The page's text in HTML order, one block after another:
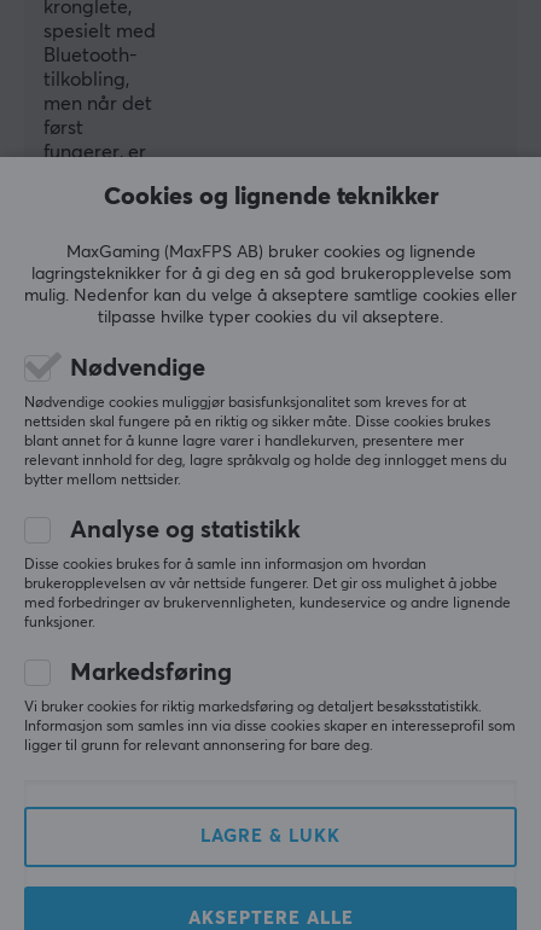
GARANTI
Produsentens garanti
1 års garanti
kronglete,
spesielt med
Bluetooth-
tilkobling,
men når det
først
fungerer, er
Mangel på
manual og
lader trekkes
fram, men
totalt sett får
pengene.
Oppsummert med AI av GAMIFIERA.®
SKRIV ANMELDELSE
Relevans
Alle anmeldelser
Level 5
Worldly Scout
Veldig bra
Jeg er meget fornøyd. Produktet var som forventet,
og veldig greit at det er trådløst.
👍
Trådløst, enkel å lade, holder lenge på strømmen.
Ingen så langt
Cookies og lignende teknikker
MaxGaming (MaxFPS AB) bruker cookies og lignende
lagringsteknikker for å gi deg en så god brukeropplevelse som
mulig. Nedenfor kan du velge å akseptere samtlige cookies eller
tilpasse hvilke typer cookies du vil akseptere.
Nødvendige
Nødvendige cookies muliggjør basisfunksjonalitet som kreves for at
nettsiden skal fungere på en riktig og sikker måte. Disse cookies brukes
blant annet for å kunne lagre varer i handlekurven, presentere mer
relevant innhold for deg, lagre språkvalg og holde deg innlogget mens du
bytter mellom nettsider.
Analyse og statistikk
Disse cookies brukes for å samle inn informasjon om hvordan
brukeropplevelsen av vår nettside fungerer. Det gir oss mulighet å jobbe
med forbedringer av brukervennligheten, kundeservice og andre lignende
funksjoner.
Markedsføring
Vi bruker cookies for riktig markedsføring og detaljert besøksstatistikk.
Informasjon som samles inn via disse cookies skaper en interesseprofil som
ligger til grunn for relevant annonsering for bare deg.
LAGRE & LUKK
AKSEPTERE ALLE